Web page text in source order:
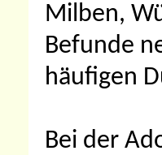
Milben,
Befunde
häufigen
Bei der